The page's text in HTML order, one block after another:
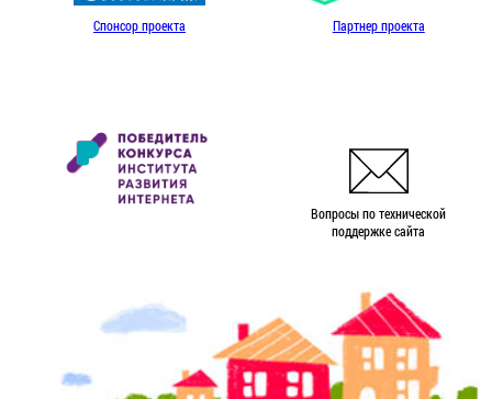
Спонсор проекта Партнер проекта
Вопросы по технической
поддержке сайта